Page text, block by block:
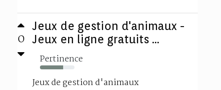
0
Jeux de gestion d'animaux -
Jeux en ligne gratuits ...
Pertinence
67%
Jeux de gestion d'animaux